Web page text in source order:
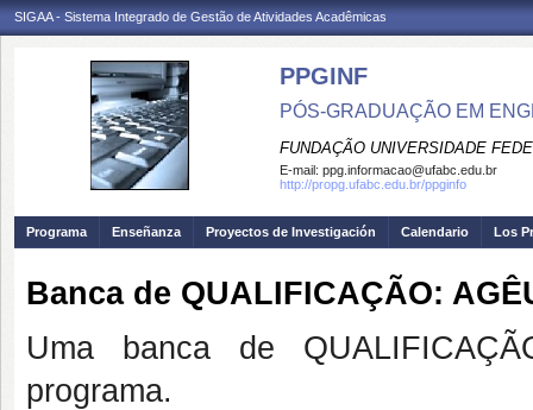
SIGAA - Sistema Integrado de Gestão de Atividades Acadêmicas
PPGINF
PÓS-GRADUAÇÃO EM
FUNDAÇÃO UNIVERSIDADE
E-mail: ppg.informacao@ufabc.edu.br
http://propg.ufabc.edu.br/ppginfo
Programa Enseñanza Proyectos de Investigación Calendario Los
Banca de QUALIFICAÇÃO:
Uma banca de
programa.